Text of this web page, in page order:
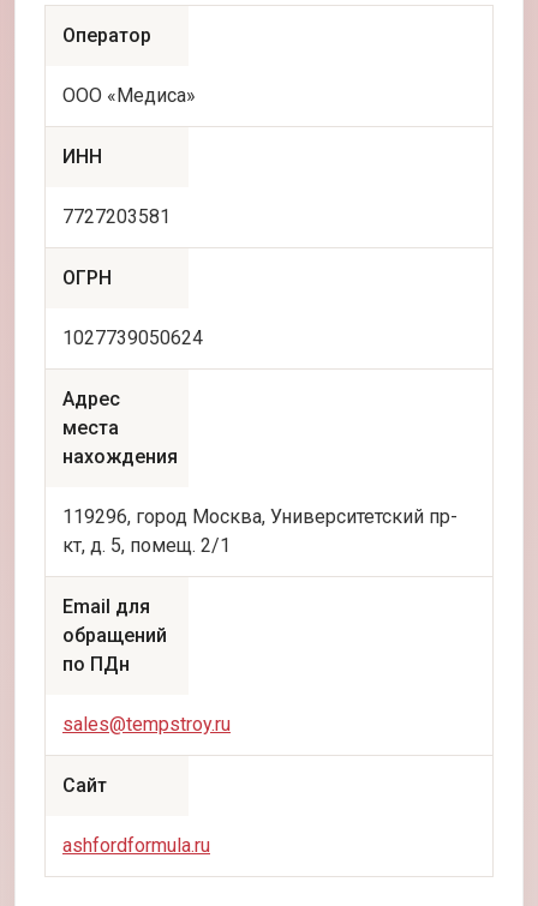
Оператор
ООО «Медиса»
ИНН
7727203581
ОГРН
1027739050624
Адрес
места
нахождения
119296, город Москва, Университетский пр-
кт, д. 5, помещ. 2/1
Email для
обращений
по ПДн
sales@tempstroy.ru
Сайт
ashfordformula.ru